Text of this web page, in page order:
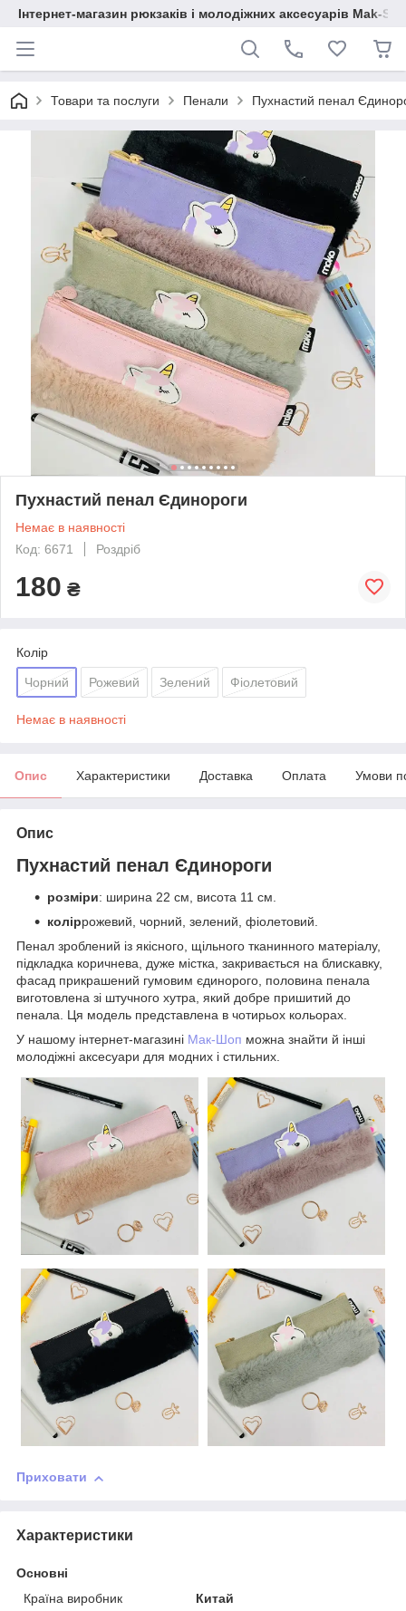
Інтернет-магазин рюкзаків і молодіжних аксесуарів Mak-
Товари та послуги Пенали Пухнастий пенал
Пухнастий пенал Єдинороги
Немає в наявності
Код: 6671
Роздріб
180 ₴
Колір
Чорний Рожевий Зелений Фіолетовий
Немає в наявності
Опис Характеристики Доставка Оплата Умови
Опис
Пухнастий пенал Єдинороги
розміри: ширина 22 см, висота 11 см.
коліррожевий, чорний, зелений, фіолетовий.
Пенал зроблений із якісного, щільного тканинного матеріалу,
підкладка коричнева, дуже містка, закривається на блискавку,
фасад прикрашений гумовим єдинорого, половина пенала
виготовлена зі штучного хутра, який добре пришитий до
пенала. Ця модель представлена в чотирьох кольорах.
У нашому інтернет-магазині Мак-Шоп можна знайти й інші
молодіжні аксесуари для модних і стильних.
Приховати
Характеристики
Основні
Країна виробник
Китай